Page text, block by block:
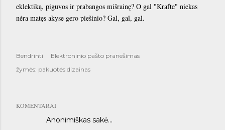
eklektiką, piguvos ir prabangos mišrainę? O gal "Krafte" niekas
nėra matęs akyse gero piešinio? Gal, gal, gal.
Bendrinti
Elektroninio pašto pranešimas
žymės: pakuotės dizainas
KOMENTARAI
Anonimiškas sakė…